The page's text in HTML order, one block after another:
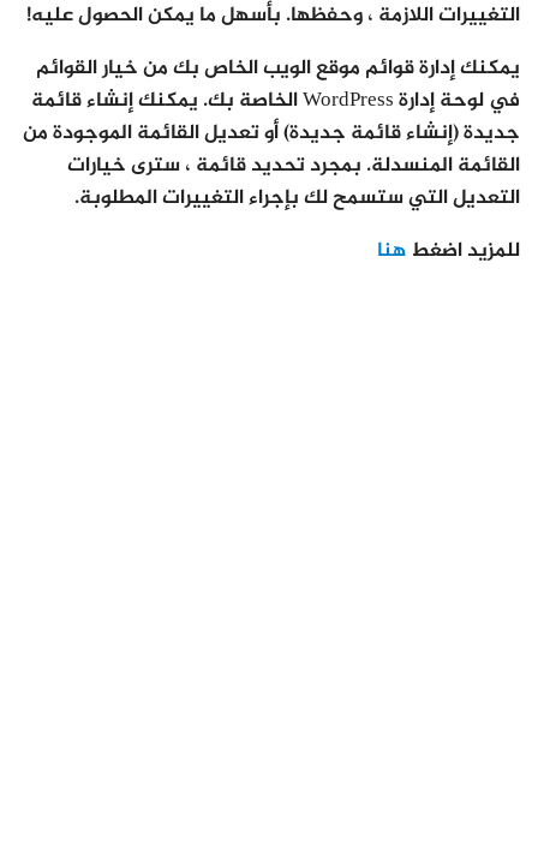
التغييرات اللازمة ، وحفظها. بأسهل ما يمكن الحصول عليه!
يمكنك إدارة قوائم موقع الويب الخاص بك من خيار القوائم
في لوحة إدارة WordPress الخاصة بك. يمكنك إنشاء قائمة
جديدة (إنشاء قائمة جديدة) أو تعديل القائمة الموجودة من
القائمة المنسدلة. بمجرد تحديد قائمة ، سترى خيارات
التعديل التي ستسمح لك بإجراء التغييرات المطلوبة.
للمزيد اضغط هنا